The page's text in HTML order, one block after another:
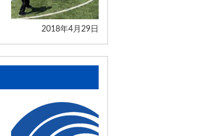
2018年4月29日